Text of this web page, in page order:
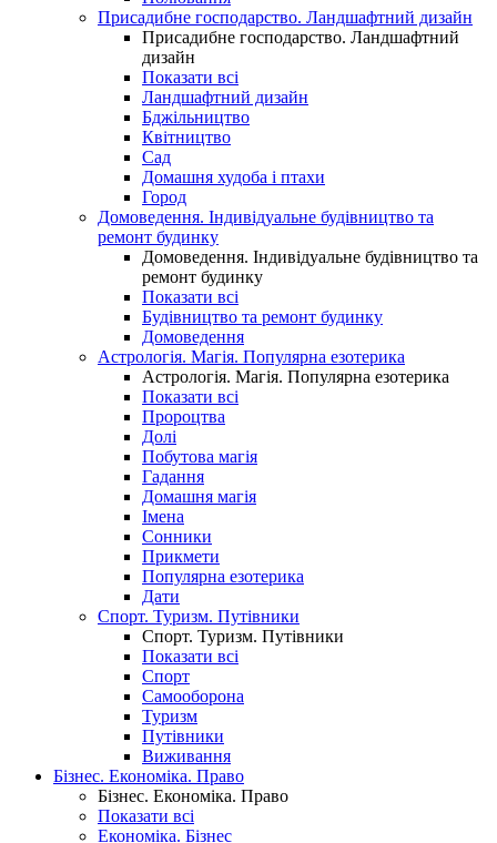
Присадибне господарство. Ландшафтний дизайн
Присадибне господарство. Ландшафтний
дизайн
Показати всі
Ландшафтний дизайн
Бджільництво
Квітництво
Сад
Домашня худоба і птахи
Город
Домоведення. Індивідуальне будівництво та
ремонт будинку
Домоведення. Індивідуальне будівництво та
ремонт будинку
Показати всі
Будівництво та ремонт будинку
Домоведення
Астрологія. Магія. Популярна езотерика
Астрологія. Магія. Популярна езотерика
Показати всі
Пророцтва
Долі
Побутова магія
Гадання
Домашня магія
Імена
Сонники
Прикмети
Популярна езотерика
Дати
Спорт. Туризм. Путівники
Спорт. Туризм. Путівники
Показати всі
Спорт
Самооборона
Туризм
Путівники
Виживання
Бізнес. Економіка. Право
Бізнес. Економіка. Право
Показати всі
Економіка. Бізнес